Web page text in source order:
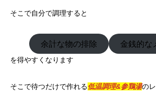
そこで自分で調理すると
余計な物の排除 金銭的な
を得やすくなります
そこで待つだけで作れる低温調理&参鶏湯の